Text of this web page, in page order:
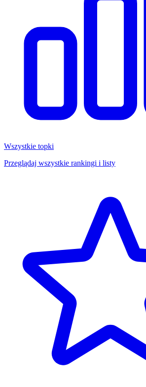
Wszystkie topki
Przeglądaj wszystkie rankingi i listy